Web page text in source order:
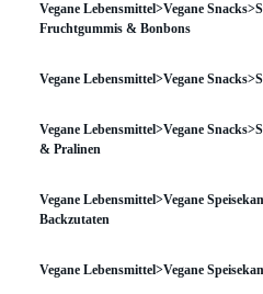
Vegane Lebensmittel>Vegane
Fruchtgummis & Bonbons
Vegane Lebensmittel>Vegane
Vegane Lebensmittel>Vegane
& Pralinen
Vegane Lebensmittel>Vegane
Backzutaten
Vegane Lebensmittel>Vegane